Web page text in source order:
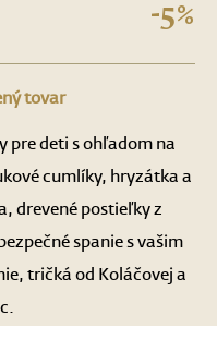
-5%
tovar
pre deti s ohľadom na
cumlíky, hryzátka a
drevené postieľky z
spanie s vašim
tričká od Koláčovej a